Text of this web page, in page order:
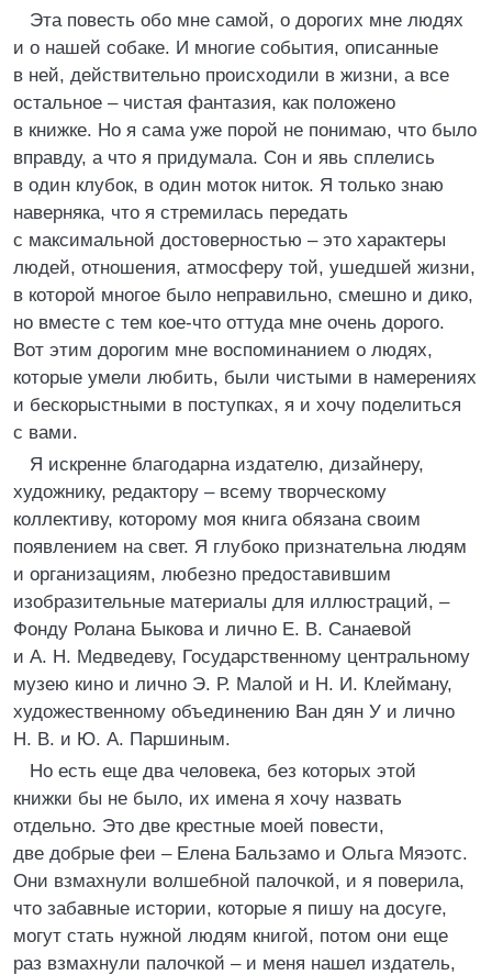
Эта повесть обо мне самой, о дорогих мне людях
и о нашей собаке. И многие события, описанные
в ней, действительно происходили в жизни, а все
остальное – чистая фантазия, как положено
в книжке. Но я сама уже порой не понимаю, что было
вправду, а что я придумала. Сон и явь сплелись
в один клубок, в один моток ниток. Я только знаю
наверняка, что я стремилась передать
с максимальной достоверностью – это характеры
людей, отношения, атмосферу той, ушедшей жизни,
в которой многое было неправильно, смешно и дико,
но вместе с тем кое-что оттуда мне очень дорого.
Вот этим дорогим мне воспоминанием о людях,
которые умели любить, были чистыми в намерениях
и бескорыстными в поступках, я и хочу поделиться
с вами.
Я искренне благодарна издателю, дизайнеру,
художнику, редактору – всему творческому
коллективу, которому моя книга обязана своим
появлением на свет. Я глубоко признательна людям
и организациям, любезно предоставившим
изобразительные материалы для иллюстраций, –
Фонду Ролана Быкова и лично Е. В. Санаевой
и А. Н. Медведеву, Государственному центральному
музею кино и лично Э. Р. Малой и Н. И. Клейману,
художественному объединению Ван дян У и лично
Н. В. и Ю. А. Паршиным.
Но есть еще два человека, без которых этой
книжки бы не было, их имена я хочу назвать
отдельно. Это две крестные моей повести,
две добрые феи – Елена Бальзамо и Ольга Мяэотс.
Они взмахнули волшебной палочкой, и я поверила,
что забавные истории, которые я пишу на досуге,
могут стать нужной людям книгой, потом они еще
раз взмахнули палочкой – и меня нашел издатель,